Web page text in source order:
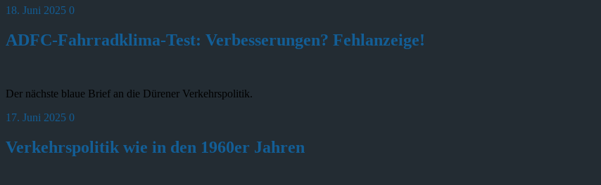
18. Juni 2025 0
ADFC-Fahrradklima-Test: Verbesserungen? Fehlanzeige!
Der nächste blaue Brief an die Dürener Verkehrspolitik.
17. Juni 2025 0
Verkehrspolitik wie in den 1960er Jahren